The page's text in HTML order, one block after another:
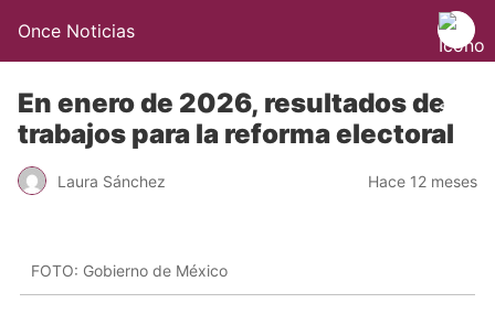
Once Noticias
En enero de 2026, resultados de
trabajos para la reforma electoral
Laura Sánchez Hace 12 meses
FOTO: Gobierno de México